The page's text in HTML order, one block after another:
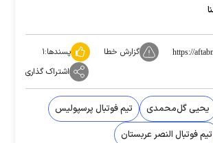
https:// گزارش خطا پسندها:۱
اشتراک گذاری
یحیی گل‌محمدی
تیم فوتبال پرسپولیس
تیم فوتبال النصر عربستان